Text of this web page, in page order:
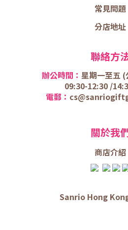
常見問題
分店地址
聯絡方
辦公時間： 星期一至五 (
09:30-12:30 /
電郵：
關於我
商店介紹
Sanrio Hong